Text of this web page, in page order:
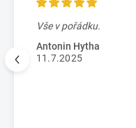
Vše v pořádku.
Antonin Hytha
11.7.2025